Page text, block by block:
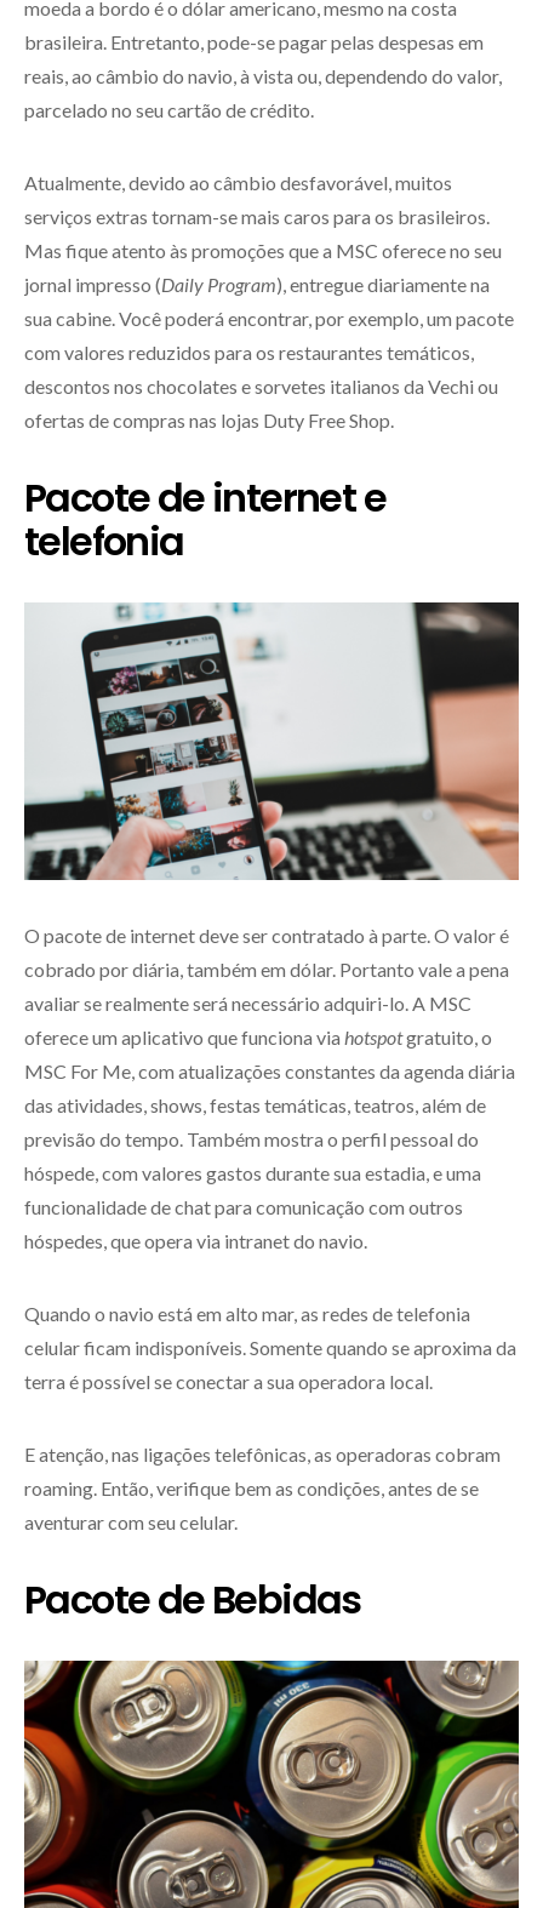
moeda a bordo é o dólar americano, mesmo na costa
brasileira. Entretanto, pode-se pagar pelas despesas em
reais, ao câmbio do navio, à vista ou, dependendo do valor,
parcelado no seu cartão de crédito.
Atualmente, devido ao câmbio desfavorável, muitos
serviços extras tornam-se mais caros para os brasileiros.
Mas fique atento às promoções que a MSC oferece no seu
jornal impresso (Daily Program), entregue diariamente na
sua cabine. Você poderá encontrar, por exemplo, um pacote
com valores reduzidos para os restaurantes temáticos,
descontos nos chocolates e sorvetes italianos da Vechi ou
ofertas de compras nas lojas Duty Free Shop.
Pacote de internet e
telefonia
O pacote de internet deve ser contratado à parte. O valor é
cobrado por diária, também em dólar. Portanto vale a pena
avaliar se realmente será necessário adquiri-lo. A MSC
oferece um aplicativo que funciona via hotspotgratuito, o
MSC For Me, com atualizações constantes da agenda diária
das atividades, shows, festas temáticas, teatros, além de
previsão do tempo. Também mostra o perfil pessoal do
hóspede, com valores gastos durante sua estadia, e uma
funcionalidade de chat para comunicação com outros
hóspedes, que opera via intranet do navio.
Quando o navio está em alto mar, as redes de telefonia
celular ficam indisponíveis. Somente quando se aproxima da
terra é possível se conectar a sua operadora local.
E atenção, nas ligações telefônicas, as operadoras cobram
roaming. Então, verifique bem as condições, antes de se
aventurar com seu celular.
Pacote de Bebidas